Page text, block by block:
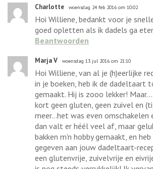
Charlotte woensdag 24 feb 2016 om 10:02
Hoi Williene, bedankt voor je
goed opletten als ik dadels ga
Beantwoorden
Marja V woensdag 13 jul 2016 om 21:10
Hoi Williene, van al je (h)eerlijke
in je boeken, heb ik de dadeltaart
gemaakt. Hij is zooo lekker!
kort geen gluten, geen zuivel en
meer...het was even omschakelen
dan valt er héél veel af, maar
bakken m'n hobby gemaakt, en heb
gegeven aan jouw dadeltaart-
een glutenvrije, zuivelvrije en